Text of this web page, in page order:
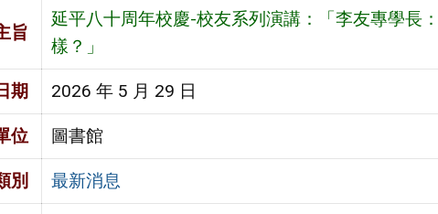
旨
延平八十周年校慶-校友系列演講：「李友專學長
樣？」
期 2026 年 5 月 29 日
位 圖書館
別 最新消息